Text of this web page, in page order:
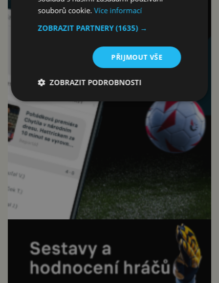
souborů cookie.Více informací
ZOBRAZIT PARTNERY(1635) →
PŘIJMOUT VŠE
ZOBRAZIT PODROBNOSTI